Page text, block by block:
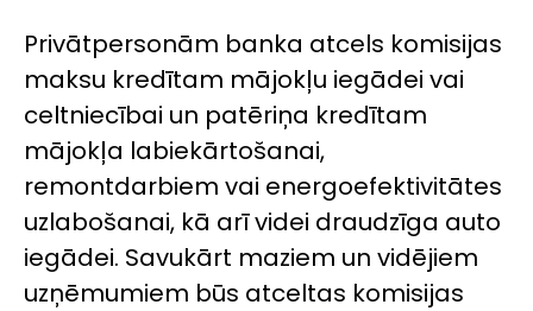
Privātpersonām banka atcels komisijas
maksu kredītam mājokļu iegādei vai
celtniecībai un patēriņa kredītam
mājokļa labiekārtošanai,
remontdarbiem vai energoefektivitātes
uzlabošanai, kā arī videi draudzīga auto
iegādei. Savukārt maziem un vidējiem
uzņēmumiem būs atceltas komisijas